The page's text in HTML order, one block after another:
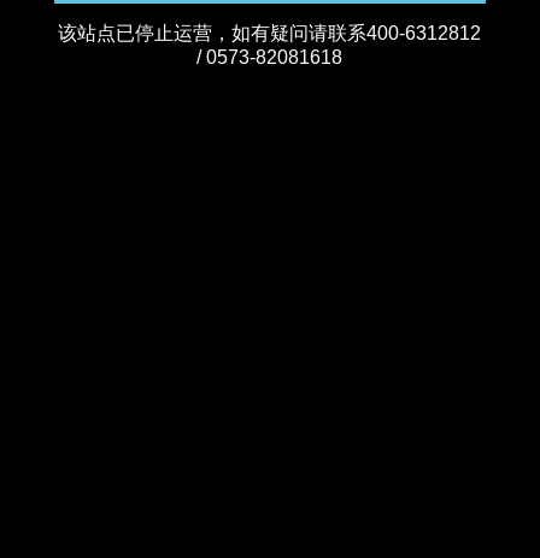
该站点已停止运营，如有疑问请联系400-6312812
/ 0573-82081618